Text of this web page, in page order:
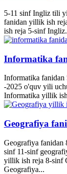
5-11 sinf Ingliz tili
fanidan yillik ish
ish reja 5-sinf
Informatika
Informatika fanidan
-2025 o'quv yili
Informatika yillik
Geografiya
Geografiya fanidan
sinf 11-sinf
yillik ish reja 8-sinf
Geografiya...